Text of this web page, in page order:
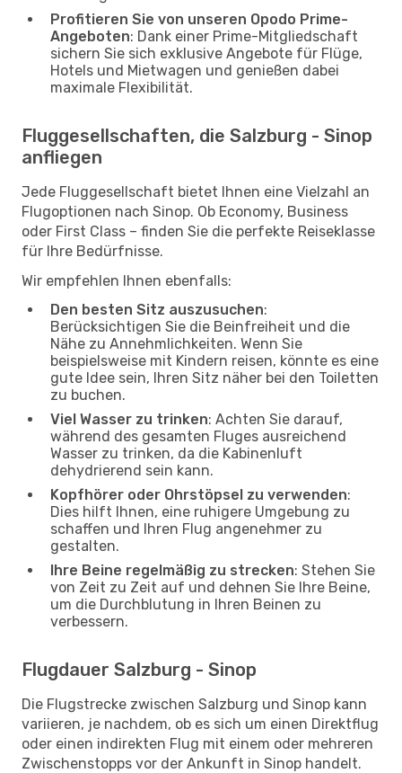
Profitieren Sie von unseren Opodo Prime-
Angeboten: Dank einer Prime-Mitgliedschaft
sichern Sie sich exklusive Angebote für Flüge,
Hotels und Mietwagen und genießen dabei
maximale Flexibilität.
Fluggesellschaften, die Salzburg - Sinop
anfliegen
Jede Fluggesellschaft bietet Ihnen eine Vielzahl an
Flugoptionen nach Sinop. Ob Economy, Business
oder First Class – finden Sie die perfekte Reiseklasse
für Ihre Bedürfnisse.
Wir empfehlen Ihnen ebenfalls:
Den besten Sitz auszusuchen:
Berücksichtigen Sie die Beinfreiheit und die
Nähe zu Annehmlichkeiten. Wenn Sie
beispielsweise mit Kindern reisen, könnte es eine
gute Idee sein, Ihren Sitz näher bei den Toiletten
zu buchen.
Viel Wasser zu trinken: Achten Sie darauf,
während des gesamten Fluges ausreichend
Wasser zu trinken, da die Kabinenluft
dehydrierend sein kann.
Kopfhörer oder Ohrstöpsel zu verwenden:
Dies hilft Ihnen, eine ruhigere Umgebung zu
schaffen und Ihren Flug angenehmer zu
gestalten.
Ihre Beine regelmäßig zu strecken: Stehen Sie
von Zeit zu Zeit auf und dehnen Sie Ihre Beine,
um die Durchblutung in Ihren Beinen zu
verbessern.
Flugdauer Salzburg - Sinop
Die Flugstrecke zwischen Salzburg und Sinop kann
variieren, je nachdem, ob es sich um einen Direktflug
oder einen indirekten Flug mit einem oder mehreren
Zwischenstopps vor der Ankunft in Sinop handelt.